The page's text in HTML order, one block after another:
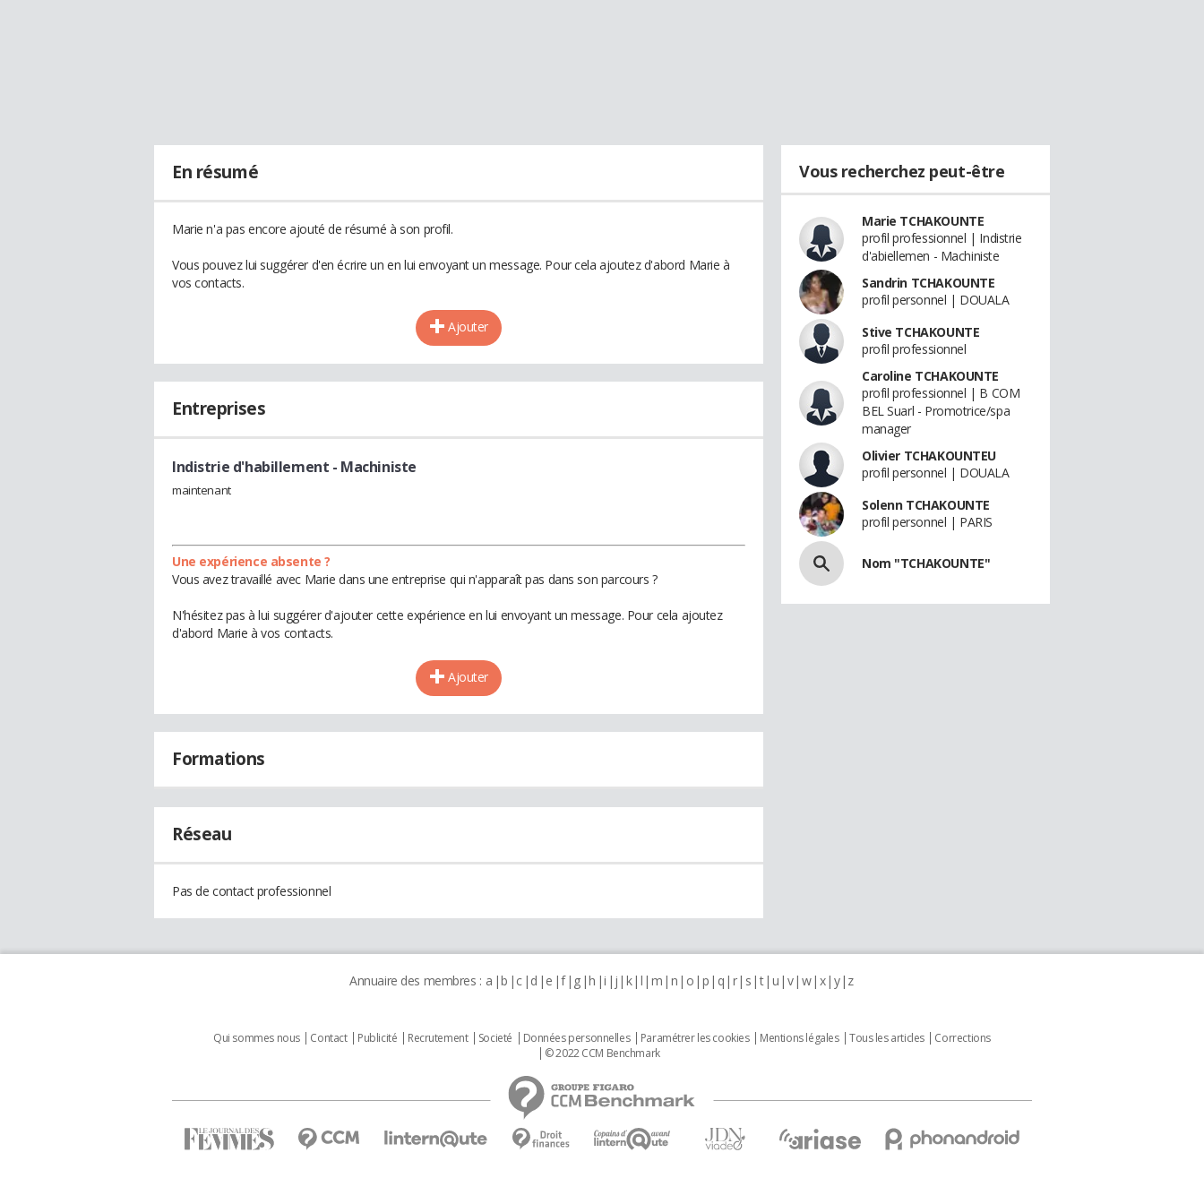
En résumé
Marie n'a pas encore ajouté de résumé à son profil.
Vous pouvez lui suggérer d'en écrire un en lui envoyant un message. Pour cela ajoutez d'abord Marie à
vos contacts.
Ajouter
Entreprises
Indistrie d'habillement - Machiniste
maintenant
Une expérience absente ?
Vous avez travaillé avec Marie dans une entreprise qui n'apparaît pas dans son parcours ?
N'hésitez pas à lui suggérer d'ajouter cette expérience en lui envoyant un message. Pour cela ajoutez
d'abord Marie à vos contacts.
Ajouter
Formations
Réseau
Pas de contact professionnel
Vous recherchez peut-être
Marie TCHAKOUNTE
profil professionnel | Indistrie
d'abiellemen - Machiniste
Sandrin TCHAKOUNTE
profil personnel | DOUALA
Stive TCHAKOUNTE
profil professionnel
Caroline TCHAKOUNTE
profil professionnel | B COM
BEL Suarl - Promotrice/spa
manager
Olivier TCHAKOUNTEU
profil personnel | DOUALA
Solenn TCHAKOUNTE
profil personnel | PARIS
Nom "TCHAKOUNTE"
Annuaire des membres : a b c d e f g h i j k l m n o p q r s t u v w x y z
Qui sommes nous Contact Publicité Recrutement Societé Données personnelles Paramétrer les cookies Mentions légales Tous les articles
Corrections
© 2022 CCM Benchmark